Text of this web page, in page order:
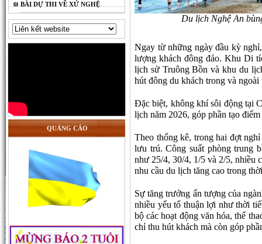
BÀI DỰ THI VỀ XỨ NGHỆ
QUẢNG CÁO
Du lịch Nghệ An
Ngay từ những ngày đầu kỳ
lượng khách đông đảo. Khu Di
lịch sử Truông Bồn và khu du
hút đông du khách trong và ngoài
Đặc biệt, không khí sôi động tại
lịch năm 2026, góp phần tạo
Theo thống kê, trong hai đợt
lưu trú. Công suất phòng trung
như 25/4, 30/4, 1/5 và 2/5, nhiều
nhu cầu du lịch tăng cao trong
Sự tăng trưởng ấn tượng của
nhiều yếu tố thuận lợi như thời
bộ các hoạt động văn hóa, thể
chỉ thu hút khách mà còn góp